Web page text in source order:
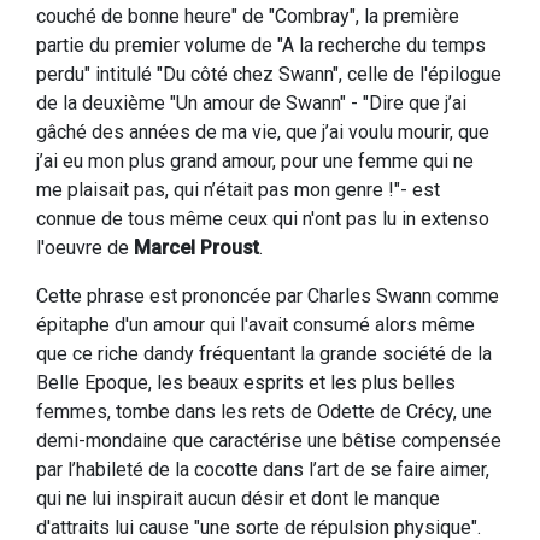
couché de bonne heure" de "Combray", la première
partie du premier volume de "A la recherche du temps
perdu" intitulé "Du côté chez Swann", celle de l'épilogue
de la deuxième "Un amour de Swann" - "Dire que j’ai
gâché des années de ma vie, que j’ai voulu mourir, que
j’ai eu mon plus grand amour, pour une femme qui ne
me plaisait pas, qui n’était pas mon genre !"- est
connue de tous même ceux qui n'ont pas lu in extenso
l'oeuvre de Marcel Proust.
Cette phrase est prononcée par Charles Swann comme
épitaphe d'un amour qui l'avait consumé alors même
que ce riche dandy fréquentant la grande société de la
Belle Epoque, les beaux esprits et les plus belles
femmes, tombe dans les rets de Odette de Crécy, une
demi-mondaine que caractérise une bêtise compensée
par l’habileté de la cocotte dans l’art de se faire aimer,
qui ne lui inspirait aucun désir et dont le manque
d'attraits lui cause "une sorte de répulsion physique".